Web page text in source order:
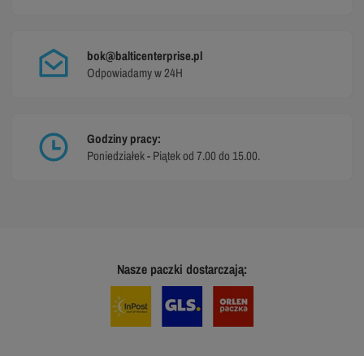
bok@balticenterprise.pl
Odpowiadamy w 24H
Godziny pracy:
Poniedziałek - Piątek od 7.00 do 15.00.
Nasze paczki dostarczają: